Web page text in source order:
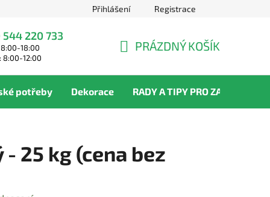
Přihlášení Registrace
220 733
18:00
8:00-12:00
KOŠÍK
PRÁZDNÝ KOŠÍK
potřeby Dekorace RADY A TIPY PRO ZAHRADNÍKY
25 kg (cena bez